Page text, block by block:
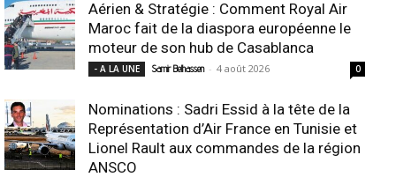
Aérien & Stratégie : Comment Royal Air
Maroc fait de la diaspora européenne le
moteur de son hub de Casablanca
- A LA UNE Samir Belhassen - 4 août 2026 0
Nominations : Sadri Essid à la tête de la
Représentation d’Air France en Tunisie et
Lionel Rault aux commandes de la région
ANSCO